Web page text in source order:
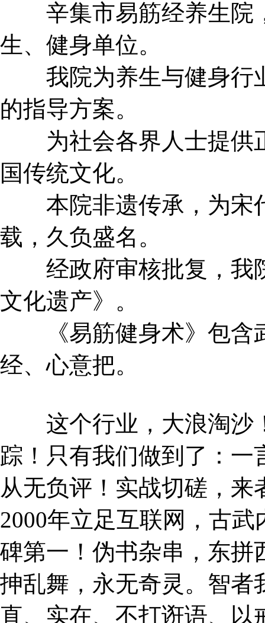
辛集市易筋经养生院
生、健身单位。
我院为养生与健身行
的指导方案。
为社会各界人士提供
国传统文化。
本院非遗传承，为宋
载，久负盛名。
经政府审核批复，我
文化遗产》。
《易筋健身术》包含
经、心意把。
这个行业，大浪淘沙
踪！只有我们做到了：
从无负评！实战切磋，
2000年立足互联网，古
碑第一！伪书杂串，东拼
抻乱舞，永无奇灵。智者
直、实在、不打诳语、